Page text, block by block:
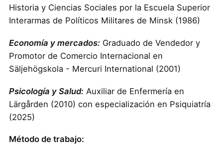
Historia y Ciencias Sociales por la Escuela Superior
Interarmas de Políticos Militares de Minsk (1986)
Economía y mercados: Graduado de Vendedor y
Promotor de Comercio Internacional en
Säljehögskola - Mercuri International (2001)
Psicología y Salud: Auxiliar de Enfermería en
Lärgården (2010) con especialización en Psiquiatría
(2025)
Método de trabajo: